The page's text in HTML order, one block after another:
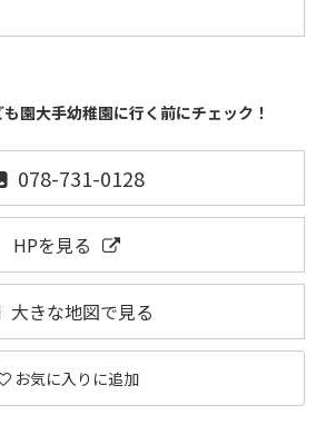
園大手幼稚園に行く前にチェック！
078-731-0128
HPを見る
大きな地図で見る
お気に入りに追加